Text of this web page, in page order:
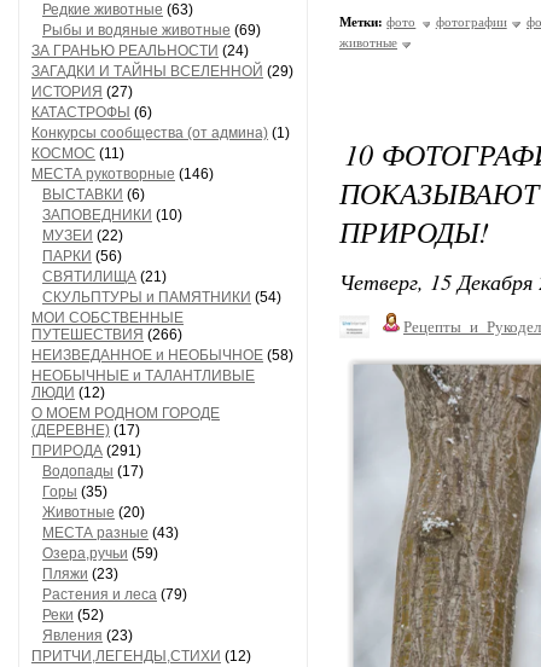
Редкие животные (63)
Рыбы и водяные животные (69)
ЗА ГРАНЬЮ РЕАЛЬНОСТИ (24)
ЗАГАДКИ И ТАЙНЫ ВСЕЛЕННОЙ (29)
ИСТОРИЯ (27)
КАТАСТРОФЫ (6)
Конкурсы сообщества (от админа) (1)
КОСМОС (11)
МЕСТА рукотворные (146)
ВЫСТАВКИ (6)
ЗАПОВЕДНИКИ (10)
МУЗЕИ (22)
ПАРКИ (56)
СВЯТИЛИЩА (21)
СКУЛЬПТУРЫ и ПАМЯТНИКИ (54)
МОИ СОБСТВЕННЫЕ
ПУТЕШЕСТВИЯ (266)
НЕИЗВЕДАННОЕ и НЕОБЫЧНОЕ (58)
НЕОБЫЧНЫЕ и ТАЛАНТЛИВЫЕ
ЛЮДИ (12)
О МОЕМ РОДНОМ ГОРОДЕ
(ДЕРЕВНЕ) (17)
ПРИРОДА (291)
Водопады (17)
Горы (35)
Животные (20)
МЕСТА разные (43)
Озера,ручьи (59)
Пляжи (23)
Растения и леса (79)
Реки (52)
Явления (23)
ПРИТЧИ,ЛЕГЕНДЫ,СТИХИ (12)
Метки: фото фотографии
животные
10
ПРИРОДЫ!
Четверг, 15